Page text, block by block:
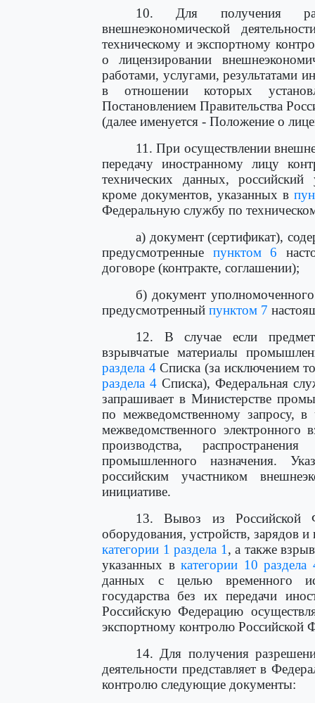
10. Для получения
внешнеэкономической
техническому и экспортному
о лицензировании
работами, услугами, результатами
в отношении которых
Постановлением Правительства
(далее именуется - Положение о
11. При осуществлении
передачу иностранному лицу
технических данных, российский
кроме документов, указанных в
Федеральную службу по
а) документ (сертификат),
предусмотренные пунктом 6
договоре (контракте, соглашении);
б) документ уполномоченного
предусмотренный пунктом 7
12. В случае если
взрывчатые материалы
раздела 4Списка (за исключением
раздела 4Списка), Федеральная
запрашивает в Министерстве
по межведомственному запросу, в
межведомственного электронного
производства,
промышленного назначения.
российским участником
инициативе.
13. Вывоз из Российской
оборудования, устройств, зарядов
категории 1 раздела 1 , а также
указанных вкатегории 10 раздела
данных с целью временного
государства без их передачи
Российскую Федерацию
экспортному контролю Российской
14. Для получения
деятельности представляет в
контролю следующие документы: